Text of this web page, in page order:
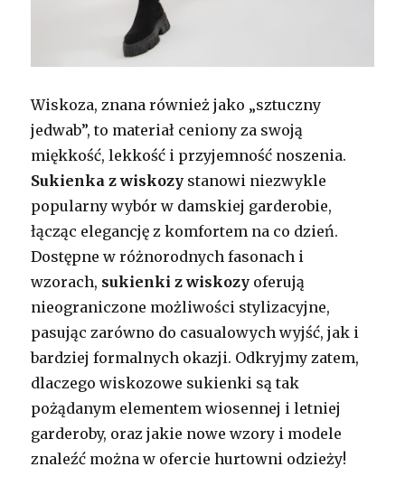
Wiskoza, znana również jako „sztuczny
jedwab”, to materiał ceniony za swoją
miękkość, lekkość i przyjemność noszenia.
Sukienka z wiskozy stanowi niezwykle
popularny wybór w damskiej garderobie,
łącząc elegancję z komfortem na co dzień.
Dostępne w różnorodnych fasonach i
wzorach, sukienki z wiskozy oferują
nieograniczone możliwości stylizacyjne,
pasując zarówno do casualowych wyjść, jak i
bardziej formalnych okazji. Odkryjmy zatem,
dlaczego wiskozowe sukienki są tak
pożądanym elementem wiosennej i letniej
garderoby, oraz jakie nowe wzory i modele
znaleźć można w ofercie hurtowni odzieży!